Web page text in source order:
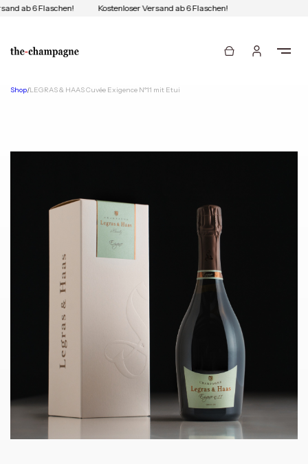
ab 6 Flaschen! Kostenloser Versand ab 6 Flaschen!
Shop/LEGRAS & HAAS Cuvée Exigence N°11 mit Etui